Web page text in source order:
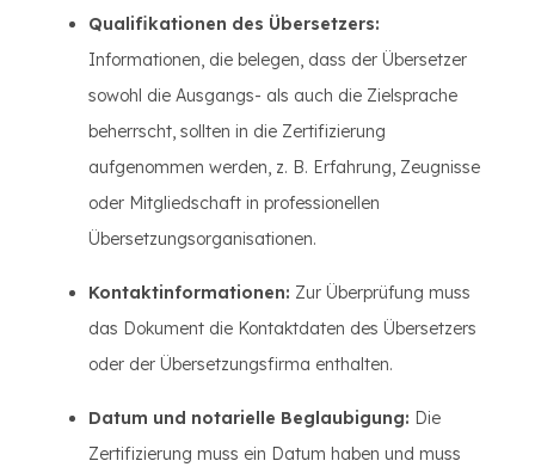
Qualifikationen des Übersetzers:
Informationen, die belegen, dass der Übersetzer
sowohl die Ausgangs- als auch die Zielsprache
beherrscht, sollten in die Zertifizierung
aufgenommen werden, z. B. Erfahrung, Zeugnisse
oder Mitgliedschaft in professionellen
Übersetzungsorganisationen.
Kontaktinformationen: Zur Überprüfung muss
das Dokument die Kontaktdaten des Übersetzers
oder der Übersetzungsfirma enthalten.
Datum und notarielle Beglaubigung: Die
Zertifizierung muss ein Datum haben und muss